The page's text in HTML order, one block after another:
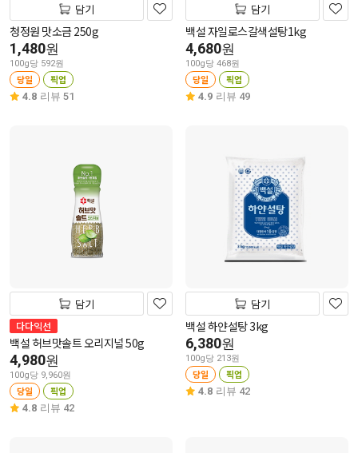
담기
청정원 맛소금 250g
1,480원
100g당 592원
당일 픽업
4.8 리뷰 51
담기
백설 자일로스갈색설탕1kg
4,680원
100g당 468원
당일 픽업
4.9 리뷰 49
담기
다다익선
백설 허브맛솔트 오리지널 50g
4,980원
100g당 9,960원
당일 픽업
4.8 리뷰 42
담기
백설 하얀설탕 3kg
6,380원
100g당 213원
당일 픽업
4.8 리뷰 42